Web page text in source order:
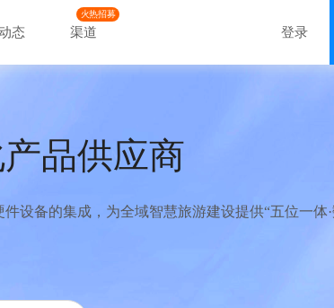
态
火热招募
渠道 登录
品供应商
设备的集成，为全域智慧旅游建设提供“五位一体